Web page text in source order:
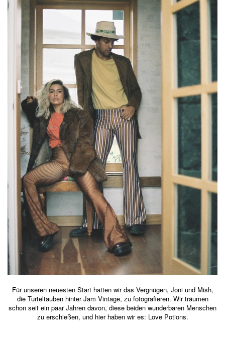
Für unseren neuesten Start hatten wir das Vergnügen, Joni und Mish,
die Turteltauben hinter Jam Vintage, zu fotografieren. Wir träumen
schon seit ein paar Jahren davon, diese beiden wunderbaren Menschen
zu erschießen, und hier haben wir es: Love Potions.